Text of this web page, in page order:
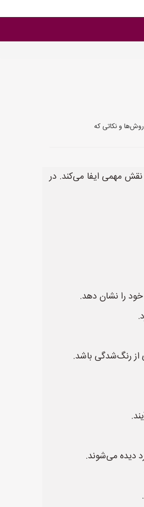
و نکاتی که
مهمی ایفا می‌کند. در
را نشان دهد.
دیده می‌شوند.